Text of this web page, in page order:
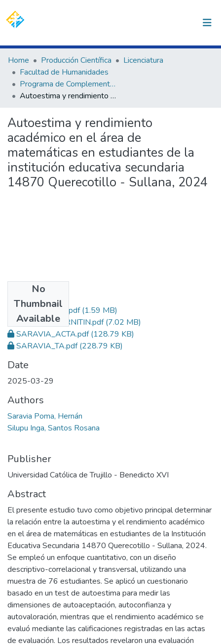
(current)
Communities & Collections
All of DSpace
Statistics
Home Producción Científica
Licenciatura
Facultad de Humanidades
Programa de Complementación Pedagógica
Autoestima y rendimiento académico en el área de matemáticas en estudiantes de la institución educativa secundaria 14870 Querecotillo - Sullana, 2024
Autoestima y rendimiento
académico en el área de
matemáticas en estudiantes de la
institución educativa secundaria
14870 Querecotillo - Sullana, 2024
No
Thumbnail
Available
SARAVIA_TESIS.pdf(1.59 MB)
SARAVIA_TURNITIN.pdf(7.02 MB)
SARAVIA_ACTA.pdf(128.79 KB)
SARAVIA_TA.pdf(228.79 KB)
Date
2025-03-29
Authors
Saravia Poma, Hernán
Silupu Inga, Santos Rosana
Publisher
Universidad Católica de Trujillo - Benedicto XVI
Abstract
El presente estudio tuvo como objetivo principal determinar
la relación entre la autoestima y el rendimiento académico
en el área de matemáticas en estudiantes de la Institución
Educativa Secundaria 14870 Querecotillo - Sullana, 2024.
Se empleó un enfoque cuantitativo, con un diseño
descriptivo-correlacional y transversal, utilizando una
muestra de 76 estudiantes. Se aplicó un cuestionario
basado en un test de autoestima para medir las
dimensiones de autoaceptación, autoconfianza y
autovaloración, mientras que el rendimiento académico se
evaluó mediante las calificaciones registradas en las actas
de evaluación. Los resultados revelaron una evaluación